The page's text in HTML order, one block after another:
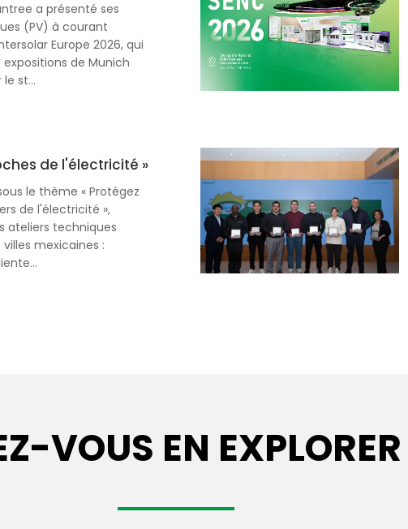
a présenté ses
(PV) à courant
Europe 2026, qui
de Munich
st...
de l'électricité » : Suntree a organisé des ateliers
le thème « Protégez
de l'électricité »,
ateliers techniques
mexicaines :
VOUS EN